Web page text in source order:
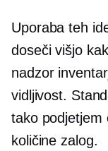
Uporaba teh
doseči višjo
nadzor
vidljivost.
tako podjetjem
količine zalog.